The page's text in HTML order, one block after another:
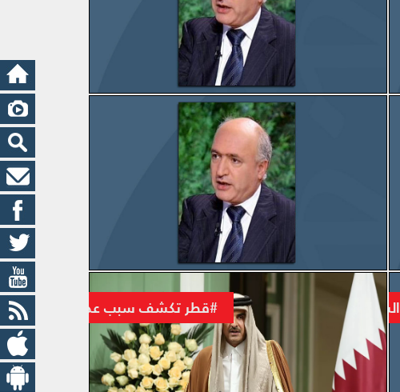
يوم القدس مجدداً
السعودية والإمارات وقطر: التورّط والتراجع والعقد
#قطر تكشف سبب عدم قبولها بتطبيع